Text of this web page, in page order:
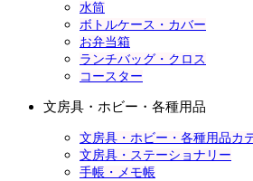
水筒
ボトルケース・カバー
お弁当箱
ランチバッグ・クロス
コースター
文房具・ホビー・各種用品
文房具・ホビー・各種用品カ
文房具・ステーショナリー
手帳・メモ帳